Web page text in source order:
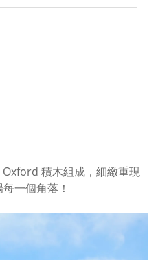
積木組成，細緻重現
一個角落！